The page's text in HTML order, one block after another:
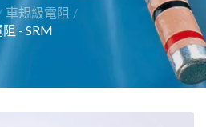
車規級電阻 /
- SRM